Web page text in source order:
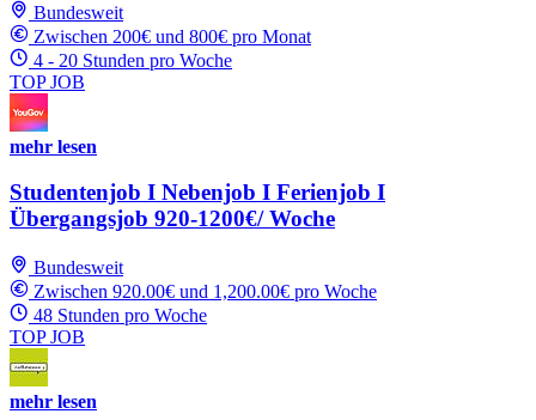
Bundesweit
Zwischen 200€ und 800€ pro Monat
4 - 20 Stunden pro Woche
TOP JOB
mehr lesen
Studentenjob I Nebenjob I Ferienjob I
Übergangsjob 920-1200€/ Woche
Bundesweit
Zwischen 920.00€ und 1,200.00€ pro Woche
48 Stunden pro Woche
TOP JOB
mehr lesen